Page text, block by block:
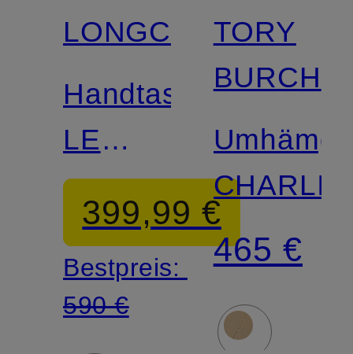
LONGCHAMP
Handtasche
LE
FOULONNE
399,99 €
Bestpreis:
590 €
TORY
BURCH
CHARLIE
465 €